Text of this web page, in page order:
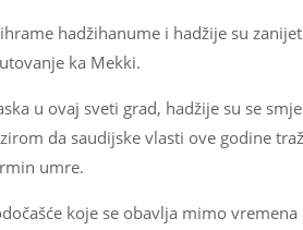
hadžihanume i hadžije su
ka Mekki.
u ovaj sveti grad, hadžije su se
da saudijske vlasti ove godine
umre.
koje se obavlja mimo